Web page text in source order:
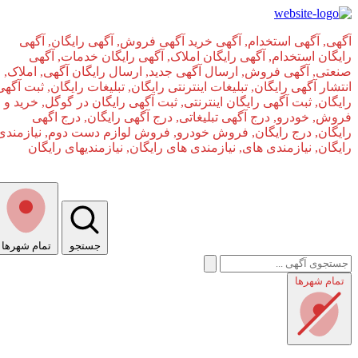
صفحه اصلی
آگهی, آگهی استخدام, آگهی خرید آگهی فروش, آگهی رایگان, آگهی
رایگان استخدام, آگهی رایگان املاک, آگهی رایگان خدمات, آگهی
صنعتی, آگهی فروش, ارسال آگهی جدید, ارسال رایگان آگهی, املاک,
انتشار آگهی رایگان, تبلیغات اینترنتی رایگان, تبلیغات رایگان, ثبت آگهی
رایگان, ثبت آگهی رایگان اینترنتی, ثبت آگهی رایگان در گوگل, خرید و
فروش, خودرو, درج آگهی تبلیغاتی, درج آگهی رایگان, درج اگهی
رایگان, درج رایگان, فروش خودرو, فروش لوازم دست دوم, نیازمندی
رایگان, نیازمندی های, نیازمندی‌ های رایگان, نیازمندیهای رایگان
تمام شهر‌ها جستجو
تمام شهر‌ها